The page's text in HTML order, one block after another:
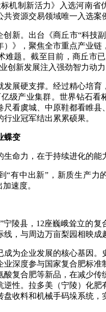
机制新活力》入选河南省
资源交易领域唯一入选案
新。出台《商丘市“科技副
）》，聚焦全市重点产业链
难题。截至目前，商丘市
创新发展注入强劲智力动力
展硬支撑。经过精心培育
级产业集群。世界钻石看
尺看虞城、中原鞋都看睢县
业冠军结出累累硕果。
蝶变
命力，在于持续进化的能
有中出新”，新质生产力
速度。
陵县，12座巍峨耸立的复
，与周边万亩梨园相映成
为企业发展的核心基因。
业深度参与国家复合肥标准
酸复合肥等新品，在减少传
逆性。拉多美（宁陵）化肥
盘收料和机械手码垛系统，